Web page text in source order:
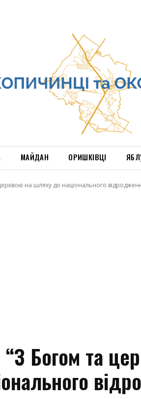
МАЙДАН ОРИШКІВЦІ
на шляху до національного
“З Богом та